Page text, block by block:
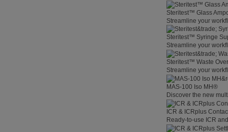
Steritest™ Glass
Streamline your
Steritest™ Syringe
Streamline your
Steritest™ Waste
Streamline your
MAS-100 Iso MH®
Discover the new
ICR & ICRplus
Ready-to-use ICR